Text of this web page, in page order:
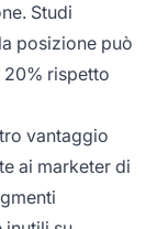
Studi
posizione può
20% rispetto
vantaggio
ai marketer di